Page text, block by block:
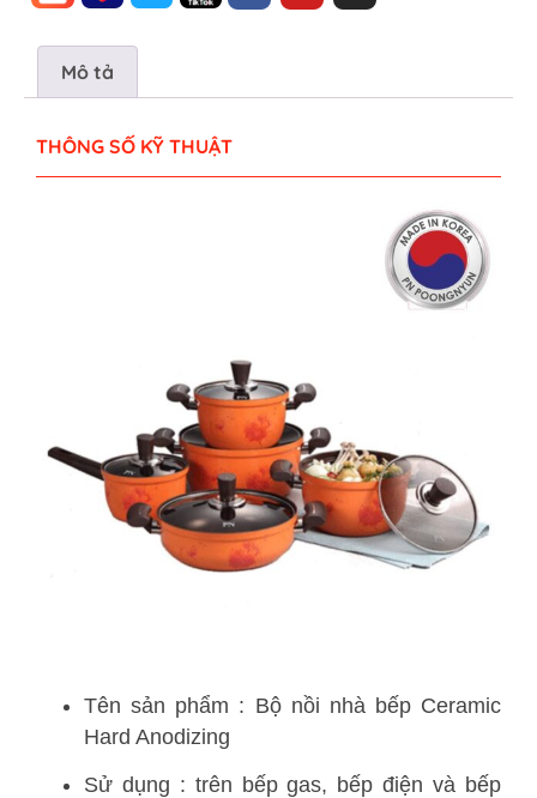
Mô tả
THÔNG SỐ KỸ THUẬT
Tên sản phẩm : Bộ nồi nhà bếp Ceramic
Hard Anodizing
Sử dụng : trên bếp gas, bếp điện và bếp